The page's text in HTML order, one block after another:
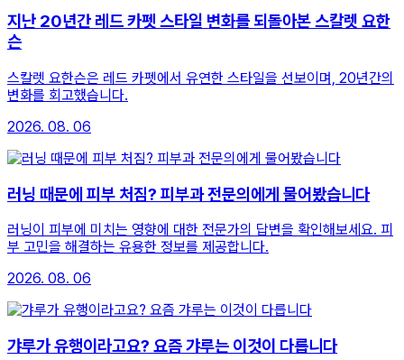
지난 20년간 레드 카펫 스타일 변화를 되돌아본 스칼렛 요한
슨
스칼렛 요한슨은 레드 카펫에서 유연한 스타일을 선보이며, 20년간의
변화를 회고했습니다.
2026. 08. 06
러닝 때문에 피부 처짐? 피부과 전문의에게 물어봤습니다
러닝이 피부에 미치는 영향에 대한 전문가의 답변을 확인해보세요. 피
부 고민을 해결하는 유용한 정보를 제공합니다.
2026. 08. 06
갸루가 유행이라고요? 요즘 갸루는 이것이 다릅니다